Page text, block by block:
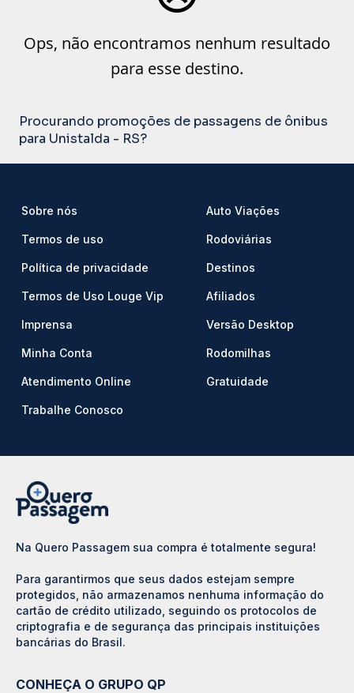
Ops, não encontramos nenhum resultado
para esse destino.
Procurando promoções de passagens de ônibus
para Unistalda - RS?
Sobre nós
Termos de uso
Política de privacidade
Termos de Uso Louge Vip
Imprensa
Minha Conta
Atendimento Online
Trabalhe Conosco
Auto Viações
Rodoviárias
Destinos
Afiliados
Versão Desktop
Rodomilhas
Gratuidade
Na Quero Passagem sua compra é totalmente segura!
Para garantirmos que seus dados estejam sempre
protegidos, não armazenamos nenhuma informação do
cartão de crédito utilizado, seguindo os protocolos de
criptografia e de segurança das principais instituições
bancárias do Brasil.
CONHEÇA O GRUPO QP